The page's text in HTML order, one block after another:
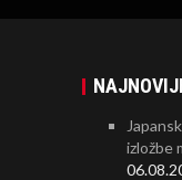
izložbe